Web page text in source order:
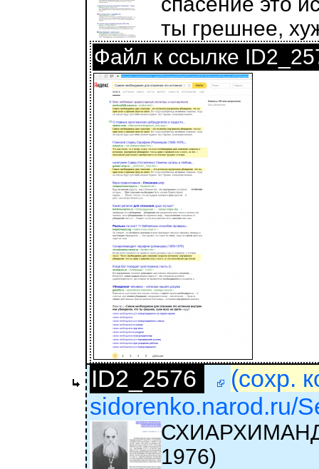
ты грешнее,
Файл к ссылке
ID2_2576
(сохр.
sidorenko.narod.ru/
1976)